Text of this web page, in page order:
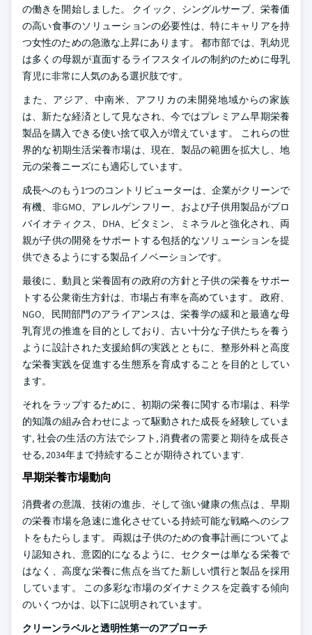
の働きを開始しました。 クイック、シングルサーブ、栄養価
の高い食事のソリューションの必要性は、特にキャリアを持
つ女性のための急激な上昇にあります。 都市部では、乳幼児
は多くの母親が直面するライフスタイルの制約のために母乳
育児に非常に人気のある選択肢です。
また、アジア、中南米、アフリカの未開発地域からの家族
は、新たな経済として見なされ、今ではプレミアム早期栄養
製品を購入できる使い捨て収入が増えています。 これらの世
界的な初期生活栄養市場は、現在、製品の範囲を拡大し、地
元の栄養ニーズにも適応しています。
成長へのもう1つのコントリビューターは、企業がクリーンで
有機、非GMO、アレルゲンフリー、および子供用製品がプロ
バイオティクス、DHA、ビタミン、ミネラルと強化され、両
親が子供の開発をサポートする包括的なソリューションを提
供できるようにする製品イノベーションです。
最後に、動員と栄養固有の政府の方針と子供の栄養をサポー
トする公衆衛生方針は、市場占有率を高めています。 政府、
NGO、民間部門のアライアンスは、栄養学の緩和と最適な母
乳育児の推進を目的としており、古い十分な子供たちを養う
ように設計された支援給餌の実践とともに、整形外科と高度
な栄養実践を促進する生態系を育成することを目的としてい
ます。
それをラップするために、初期の栄養に関する市場は、科学
的知識の組み合わせによって駆動された成長を経験していま
す, 社会の生活の方法でシフト, 消費者の需要と期待を成長さ
せる, 2034年まで持続することが期待されています.
早期栄養市場動向
消費者の意識、技術の進歩、そして強い健康の焦点は、早期
の栄養市場を急速に進化させている持続可能な戦略へのシフ
トをもたらします。 両親は子供のための食事計画についてよ
り認知され、意図的になるように、セクターは単なる栄養で
はなく、高度な栄養に焦点を当てた新しい慣行と製品を採用
しています。 この多彩な市場のダイナミクスを定義する傾向
のいくつかは、以下に説明されています。
クリーンラベルと透明性第一のアプローチ